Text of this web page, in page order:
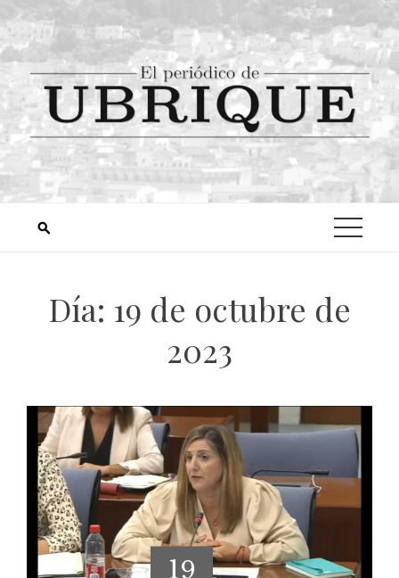
Día: 19 de octubre de
2023
19